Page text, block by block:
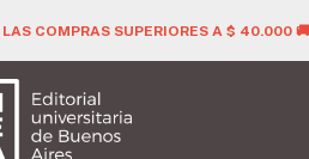
COMPRAS SUPERIORES A $ 40.000 🚚